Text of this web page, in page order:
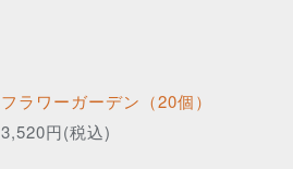
フラワーガーデン（20個）
3,520円(税込)